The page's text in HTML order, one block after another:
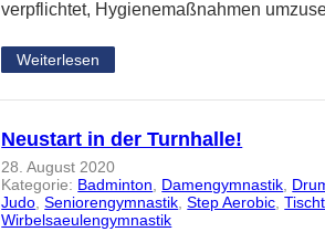
verpflichtet, Hygienemaßnahmen
Weiterlesen
Neustart in der Turnhalle!
28. August 2020
Kategorie: Badminton Damengymnastik
Judo , Seniorengymnastik , Step Aerobic ,
Wirbelsaeulengymnastik